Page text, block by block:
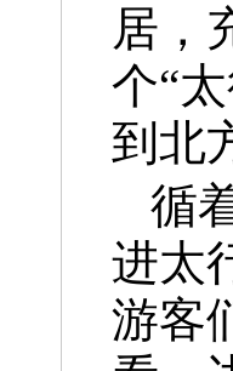
居，
个“
到北
循
进太
游客